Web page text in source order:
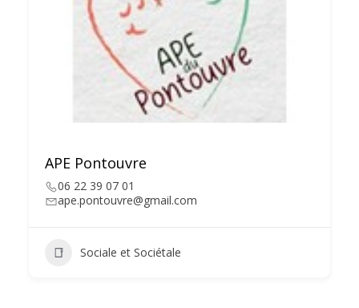
APE Pontouvre
06 22 39 07 01
ape.pontouvre@gmail.com
Sociale et Sociétale